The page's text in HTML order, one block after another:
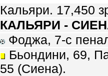
Кальяри. 17,450
КАЛЬЯРИ -
Фоджа, 7-с
Бьондини, 69,
55 (Сиена).